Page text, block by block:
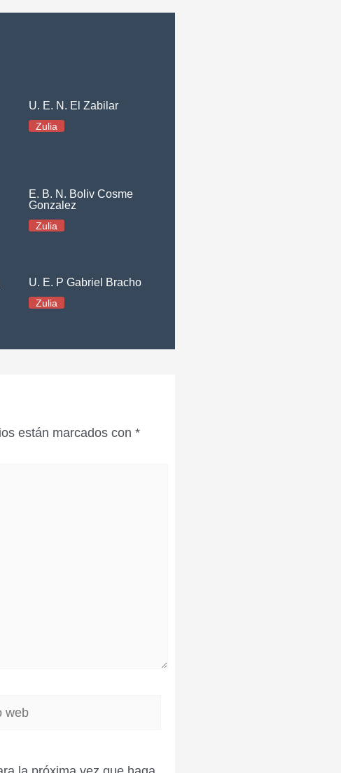
U. E. N. El Zabilar
Zulia
E. B. N. Boliv Cosme
Gonzalez
Zulia
U. E. P Gabriel Bracho
Zulia
están marcados con *